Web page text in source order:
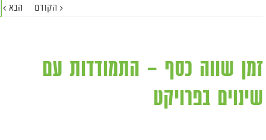
הקודם הבא
זמן שווה כסף – התמודדות עם
שינוים בפרויקט